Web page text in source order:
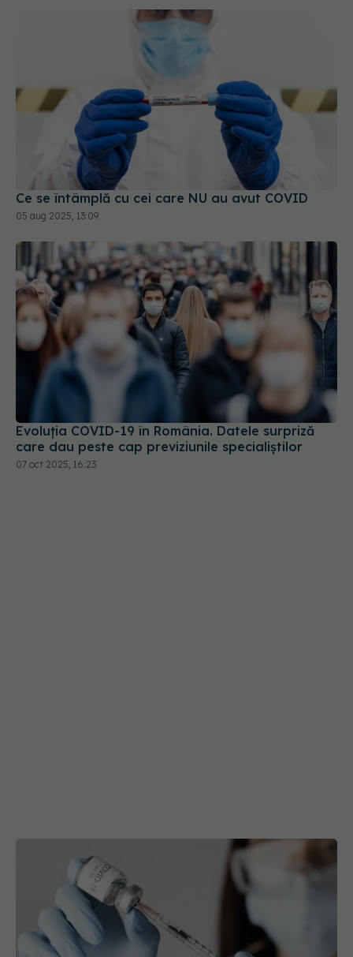
Ce se întâmplă cu cei care NU au avut COVID
05 aug 2025, 13:09
Evoluția COVID-19 în România. Datele surpriză
care dau peste cap previziunile specialiștilor
07 oct 2025, 16:23